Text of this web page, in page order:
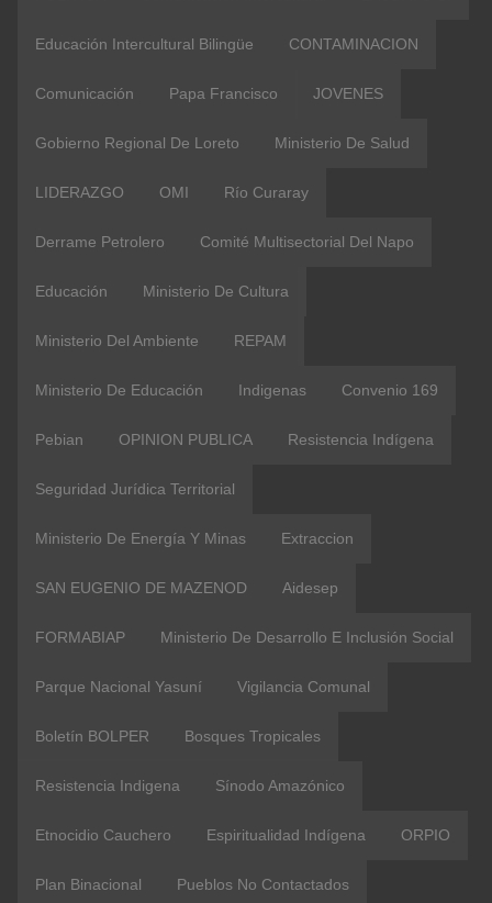
Educación Intercultural Bilingüe CONTAMINACION
Comunicación Papa Francisco JOVENES
Gobierno Regional De Loreto Ministerio De Salud
LIDERAZGO OMI Río Curaray
Derrame Petrolero Comité Multisectorial Del Napo
Educación Ministerio De Cultura
Ministerio Del Ambiente REPAM
Ministerio De Educación Indigenas Convenio 169
Pebian OPINION PUBLICA Resistencia Indígena
Seguridad Jurídica Territorial
Ministerio De Energía Y Minas Extraccion
SAN EUGENIO DE MAZENOD Aidesep
FORMABIAP Ministerio De Desarrollo E Inclusión Social
Parque Nacional Yasuní Vigilancia Comunal
Boletín BOLPER Bosques Tropicales
Resistencia Indigena Sínodo Amazónico
Etnocidio Cauchero Espiritualidad Indígena ORPIO
Plan Binacional Pueblos No Contactados